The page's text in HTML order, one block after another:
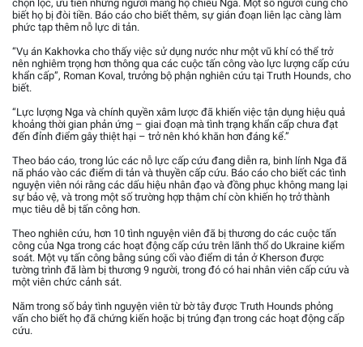
chọn lọc, ưu tiên những người mang hộ chiếu Nga. Một số người cũng cho
biết họ bị đòi tiền. Báo cáo cho biết thêm, sự gián đoạn liên lạc càng làm
phức tạp thêm nỗ lực di tản.
“Vụ án Kakhovka cho thấy việc sử dụng nước như một vũ khí có thể trở
nên nghiêm trọng hơn thông qua các cuộc tấn công vào lực lượng cấp cứu
khẩn cấp”, Roman Koval, trưởng bộ phận nghiên cứu tại Truth Hounds, cho
biết.
“Lực lượng Nga và chính quyền xâm lược đã khiến việc tận dụng hiệu quả
khoảng thời gian phản ứng – giai đoạn mà tình trạng khẩn cấp chưa đạt
đến đỉnh điểm gây thiệt hại – trở nên khó khăn hơn đáng kể.”
Theo báo cáo, trong lúc các nỗ lực cấp cứu đang diễn ra, binh lính Nga đã
nã pháo vào các điểm di tản và thuyền cấp cứu. Báo cáo cho biết các tình
nguyện viên nói rằng các dấu hiệu nhân đạo và đồng phục không mang lại
sự bảo vệ, và trong một số trường hợp thậm chí còn khiến họ trở thành
mục tiêu dễ bị tấn công hơn.
Theo nghiên cứu, hơn 10 tình nguyện viên đã bị thương do các cuộc tấn
công của Nga trong các hoạt động cấp cứu trên lãnh thổ do Ukraine kiểm
soát. Một vụ tấn công bằng súng cối vào điểm di tản ở Kherson được
tường trình đã làm bị thương 9 người, trong đó có hai nhân viên cấp cứu và
một viên chức cảnh sát.
Năm trong số bảy tình nguyện viên từ bờ tây được Truth Hounds phỏng
vấn cho biết họ đã chứng kiến hoặc bị trúng đạn trong các hoạt động cấp
cứu.